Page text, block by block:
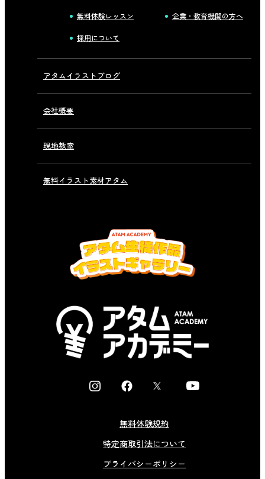
無料体験レッスン 企業・教育機関の方へ
採用について
アタムイラストブログ
会社概要
現地教室
無料イラスト素材アタム
I
a
g
F
e
b
o
X
Y
無料体験規約
特定商取引法について
プライバシーポリシー